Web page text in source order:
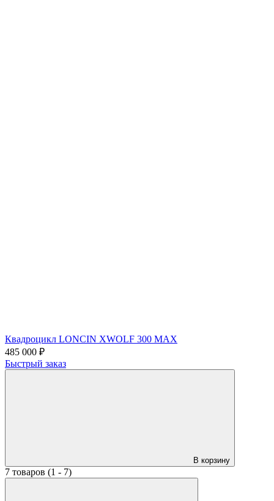
Квадроцикл LONCIN XWOLF 300 MAX
485 000 ₽
Быстрый заказ
В корзину
7 товаров (1 - 7)